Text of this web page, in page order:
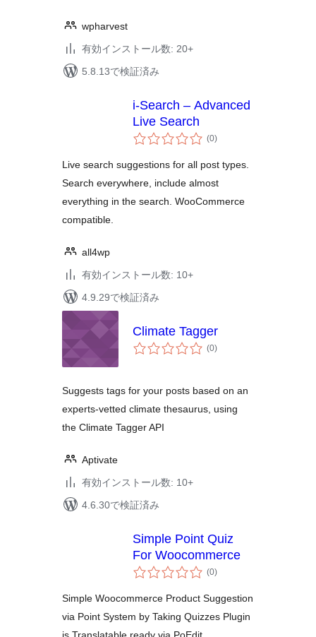
wpharvest
有効インストール数: 20+
5.8.13で検証済み
i-Search – Advanced
Live Search
(0個
の
価
)
Live search suggestions for all post types.
Search everywhere, include almost
everything in the search. WooCommerce
compatible.
all4wp
有効インストール数: 10+
4.9.29で検証済み
Climate Tagger
(0個
の)
Suggests tags for your posts based on an
experts-vetted climate thesaurus, using
the Climate Tagger API
Aptivate
有効インストール数: 10+
4.6.30で検証済み
Simple Point Quiz
For Woocommerce
(0個
の)
Simple Woocommerce Product Suggestion
via Point System by Taking Quizzes Plugin